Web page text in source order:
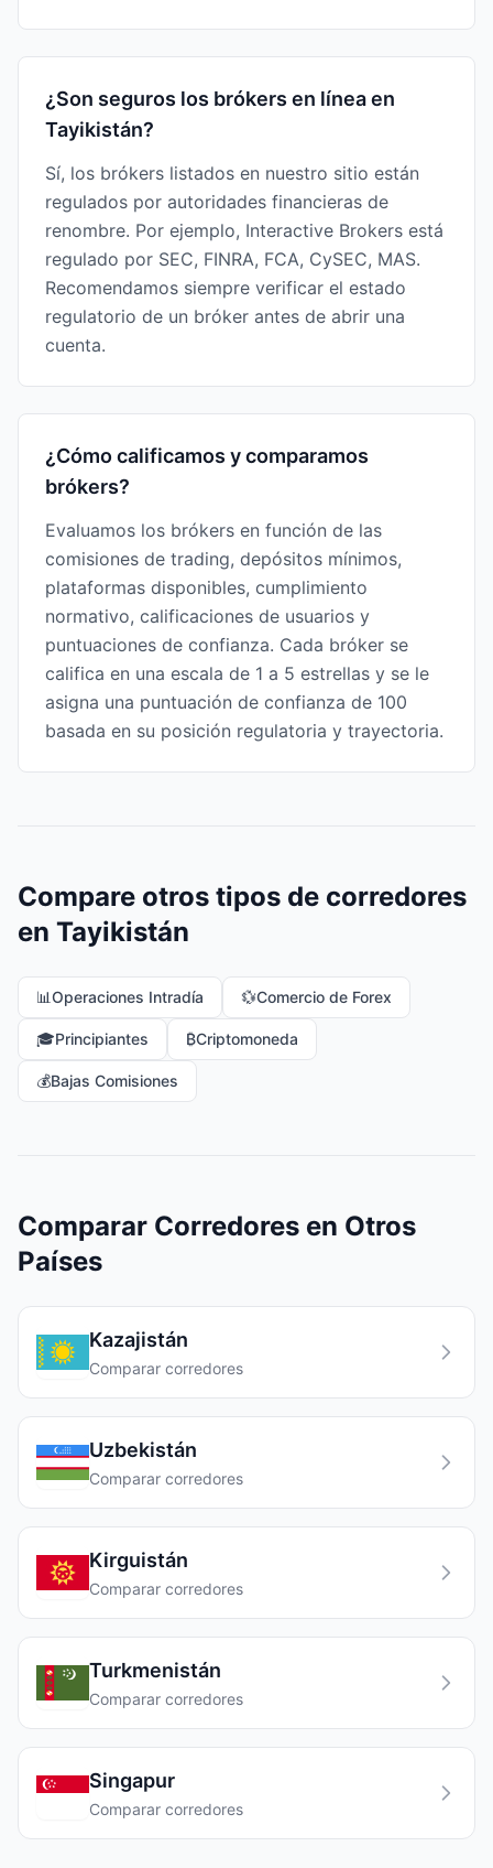
¿Son seguros los brókers en línea en
Tayikistán?
Sí, los brókers listados en nuestro sitio están
regulados por autoridades financieras de
renombre. Por ejemplo, Interactive Brokers está
regulado por SEC, FINRA, FCA, CySEC, MAS.
Recomendamos siempre verificar el estado
regulatorio de un bróker antes de abrir una
cuenta.
¿Cómo calificamos y comparamos
brókers?
Evaluamos los brókers en función de las
comisiones de trading, depósitos mínimos,
plataformas disponibles, cumplimiento
normativo, calificaciones de usuarios y
puntuaciones de confianza. Cada bróker se
califica en una escala de 1 a 5 estrellas y se le
asigna una puntuación de confianza de 100
basada en su posición regulatoria y trayectoria.
Compare otros tipos de corredores
en Tayikistán
📊Operaciones Intradía 💱Comercio de Forex
🎓Principiantes ₿Criptomoneda
💰Bajas Comisiones
Comparar Corredores en Otros
Países
Kazajistán
Comparar corredores
Uzbekistán
Comparar corredores
Kirguistán
Comparar corredores
Turkmenistán
Comparar corredores
Singapur
Comparar corredores